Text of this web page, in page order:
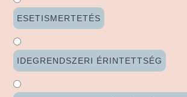
ESETISMERTETÉS
IDEGRENDSZERI ÉRINTETTSÉG